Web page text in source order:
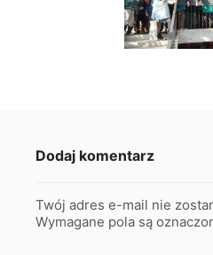
Dodaj komentarz
Twój adres e-mail nie
Wymagane pola są